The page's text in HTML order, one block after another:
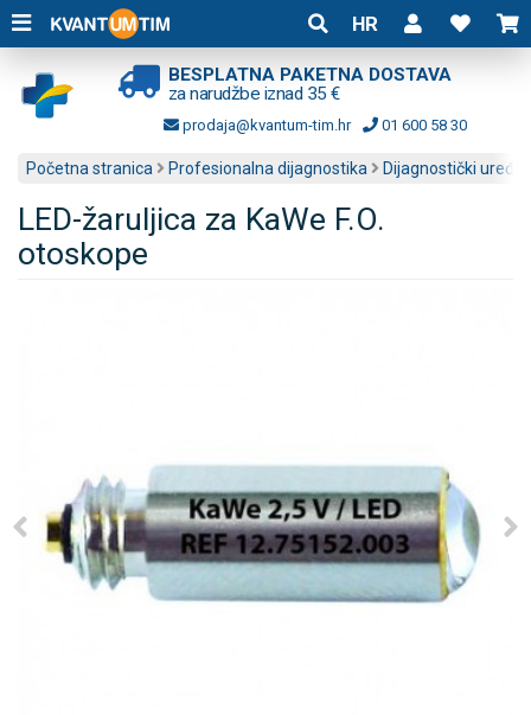
HR
BESPLATNA PAKETNA DOSTAVA
za narudžbe iznad 35 €
prodaja@kvantum-tim.hr 01 600 58 30
Početna stranica Profesionalna dijagnostika Dijagnostički uređaji
LED-žaruljica za KaWe F.O.
otoskope